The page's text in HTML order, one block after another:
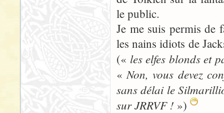
le public.
Je me suis permis de
les nains idiots de
(« les elfes blonds et
«Non, vous devez
sans délai le
sur JRRVF ! »)